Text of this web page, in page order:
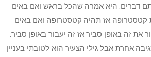
דברים. היא אמרה שהכל בראש ואם באים
אז תהיה קטסטרופה ואם באים
זה באופן סביר אז זה יעבור באופן סביר.
אחרת אבל גילי הצעיר הוא לטובתי בעניין